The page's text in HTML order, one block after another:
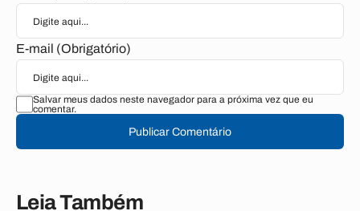
E-mail (Obrigatório)
Salvar meus dados neste navegador para a próxima vez que eu
comentar.
Publicar Comentário
Leia Também